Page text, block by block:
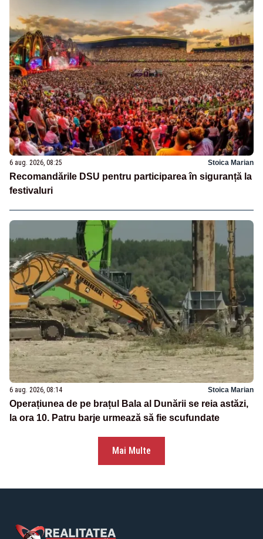
6 aug. 2026, 08:25 Stoica Marian
Recomandările DSU pentru participarea în siguranță la
festivaluri
6 aug. 2026, 08:14 Stoica Marian
Operațiunea de pe brațul Bala al Dunării se reia astăzi,
la ora 10. Patru barje urmează să fie scufundate
Mai Multe